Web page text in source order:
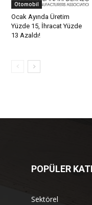
Otomobil
Ocak Ayında Üretim
Yüzde 15, İhracat Yüzde
13 Azaldı!
POPÜLER
Sektörel